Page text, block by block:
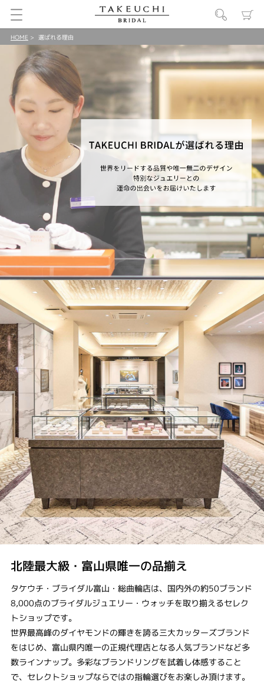
HOME 選ばれる理由
北陸最大級・富山県唯一の品揃え
タケウチ・ブライダル富山・総曲輪店は、国内外の約50ブランド
8,000点のブライダルジュエリー・ウォッチを取り揃えるセレク
トショップです。
世界最高峰のダイヤモンドの輝きを誇る三大カッターズブランド
をはじめ、富山県内唯一の正規代理店となる人気ブランドなど多
数ラインナップ。多彩なブランドリングを試着し体感すること
で、セレクトショップならではの指輪選びをお楽しみ頂けます。